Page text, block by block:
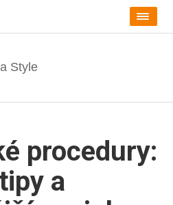
procedury:
a